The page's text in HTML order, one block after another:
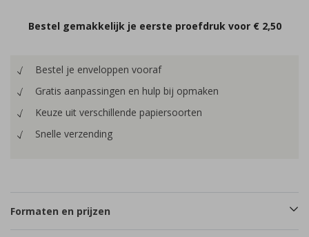
Bestel gemakkelijk je eerste proefdruk voor € 2,50
Bestel je enveloppen vooraf
Gratis aanpassingen en hulp bij opmaken
Keuze uit verschillende papiersoorten
Snelle verzending
Formaten en prijzen